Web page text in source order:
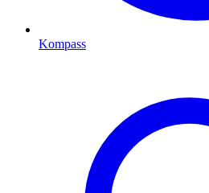
Kompass